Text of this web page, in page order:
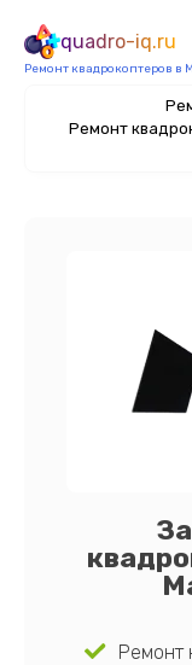
quadro-iq.ru
Ремонт квадрокоптеров в
Ремонт
Ремонт